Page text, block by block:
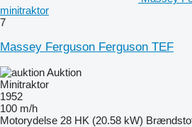
minitraktor
7
Massey Ferguson Ferguson TEF
Auktion
Minitraktor
1952
100 m/h
Motorydelse 28 HK (20.58 kW)